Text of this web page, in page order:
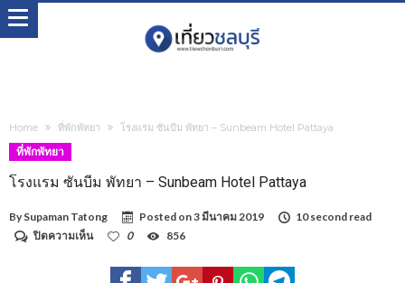
Home ที่พักพัทยา โรงแรม ซันบีม พัทยา – Sunbeam Hotel Pattaya
ที่พักพัทยา
โรงแรม ซันบีม พัทยา – Sunbeam Hotel Pattaya
By Supaman Tatong Posted on3 มีนาคม 2019
10 second read
ปิดความเห็นบน
0 856